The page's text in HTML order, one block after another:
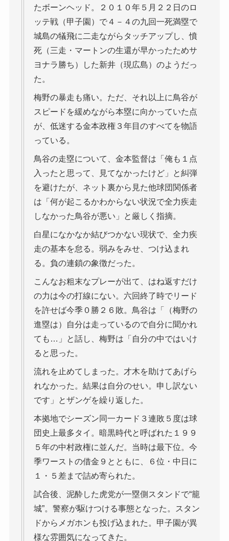
たボーンヘッド。２０１０年５月２２日のロ
ッテ戦（甲子園）で４－４の九回一死満塁で
城島の犠飛に二走ながらタッチアップし、憤
死（三走・マートンの生還が早かったためサ
ヨナラ勝ち）した新井（現広島）のようだっ
た。
梅野の暴走も痛い。ただ、それ以上に鳥谷が
スピードを緩めながら本塁に向かっていた点
が、低迷する金本政権３年目のすべてを物語
っている。
鳥谷の走塁について、金本監督は「俺も１点
入ったと思って、見てなかったけど」と糾弾
を避けたが、ネット裏から見た他球団関係者
は「何が起こるかわからない状況で全力疾走
しなかった鳥谷が悪い」と厳しく指摘。
白星になかなか結びつかない現状で、全力疾
走の基本を怠る。弱みをみせ、つけ込まれ
る。負の連鎖の象徴だった。
こんなお粗末なプレーが出て、はね返すだけ
の力は今の打線にない。六回終了時でリード
を許せば今季０勝２６敗。鳥谷は「（梅野の
進塁は）自分は走っているので自分に聞かれ
ても…」と話し、梅野は「自分の中ではいけ
ると思った。
流れを止めてしまった。才木を助けてあげら
れなかった。結果は自分のせい。申し訳ない
です」とザンゲを繰り返した。
本拠地でシーズン同一カード３連敗５度は球
団史上最多タイ。暗黒時代と呼ばれた１９９
５年の中村政権に並んだ。当時は最下位。今
季ワーストの借金９とともに、６位・中日に
１・５差まで詰め寄られた。
試合後、泥酔した虎党が一塁側スタンドで“籠
城”。警察が駆けつける事態となった。スタン
ドからメガホンも投げ込まれた。甲子園が異
様な雰囲気になってきた。